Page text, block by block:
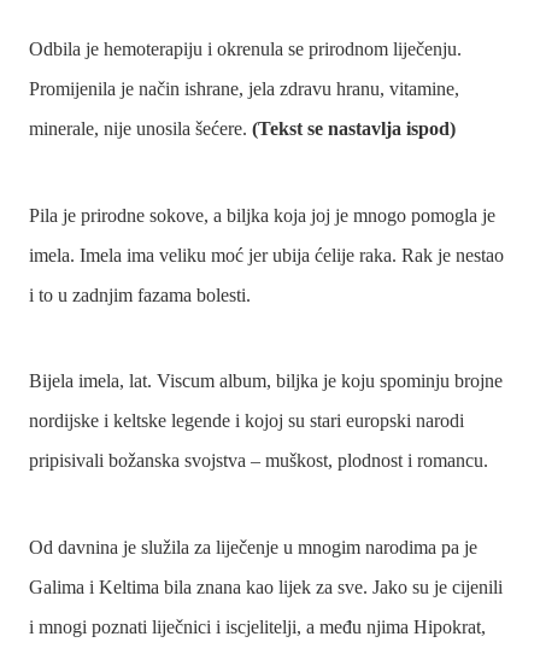
Odbila je hemoterapiju i okrenula se prirodnom liječenju.
Promijenila je način ishrane, jela zdravu hranu, vitamine,
minerale, nije unosila šećere. (Tekst se nastavlja ispod)
Pila je prirodne sokove, a biljka koja joj je mnogo pomogla je
imela. Imela ima veliku moć jer ubija ćelije raka. Rak je nestao
i to u zadnjim fazama bolesti.
Bijela imela, lat. Viscum album, biljka je koju spominju brojne
nordijske i keltske legende i kojoj su stari europski narodi
pripisivali božanska svojstva – muškost, plodnost i romancu.
Od davnina je služila za liječenje u mnogim narodima pa je
Galima i Keltima bila znana kao lijek za sve. Jako su je cijenili
i mnogi poznati liječnici i iscjelitelji, a među njima Hipokrat,